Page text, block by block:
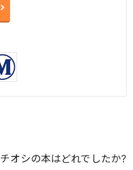
オシの本はどれでしたか?